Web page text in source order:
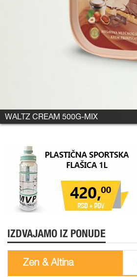
WALTZ CREAM 500G-MIX
IZDVAJAMO IZ PONUDE
Zen & Altina